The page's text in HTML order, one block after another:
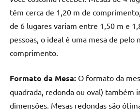
têm cerca de 1,20 m de
de 6 lugares variam entre 1,50 m e
pessoas, o ideal é uma mesa de pelo
comprimento.
Formato da Mesa: O formato da
quadrada, redonda ou oval) também
dimensões. Mesas redondas são